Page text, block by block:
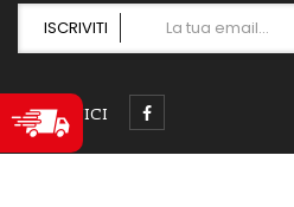
ISCRIVITI
SEGUICI